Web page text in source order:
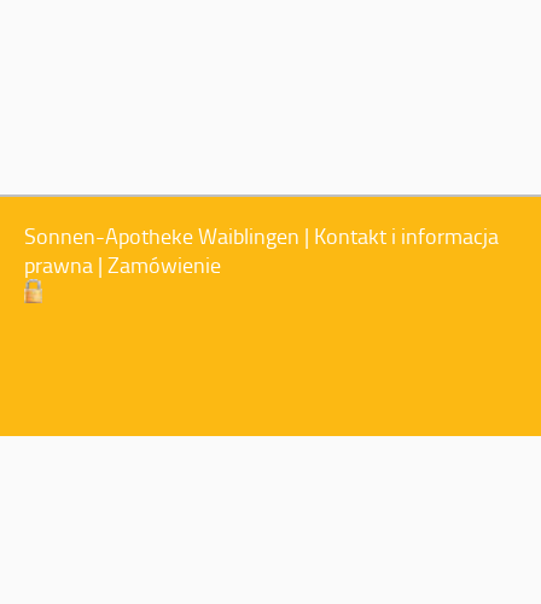
Sonnen-Apotheke Waiblingen | Kontakt i informacja
prawna | Zamówienie